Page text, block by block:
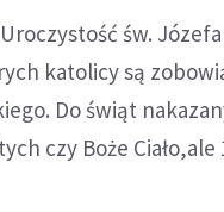
św.
katolicy są
Do świąt
czy Boże Ciało,ale